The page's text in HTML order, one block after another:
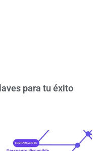
para tu éxito